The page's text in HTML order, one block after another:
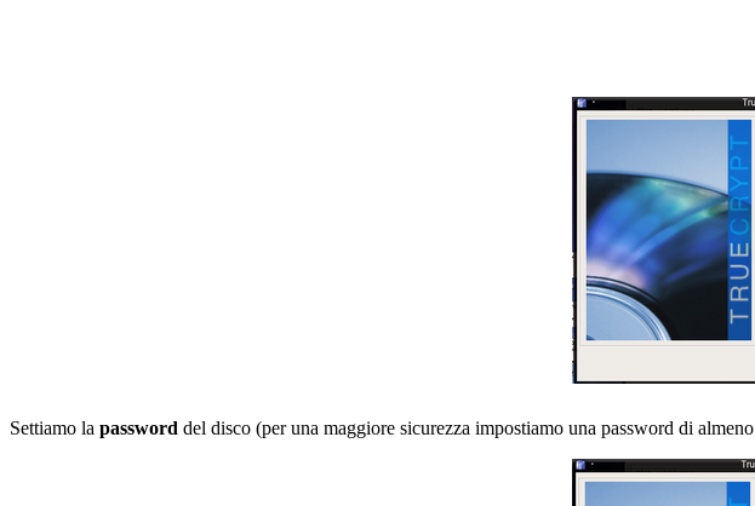
Settiamo la password del disco (per una maggiore sicurezza impostiamo una password di almeno